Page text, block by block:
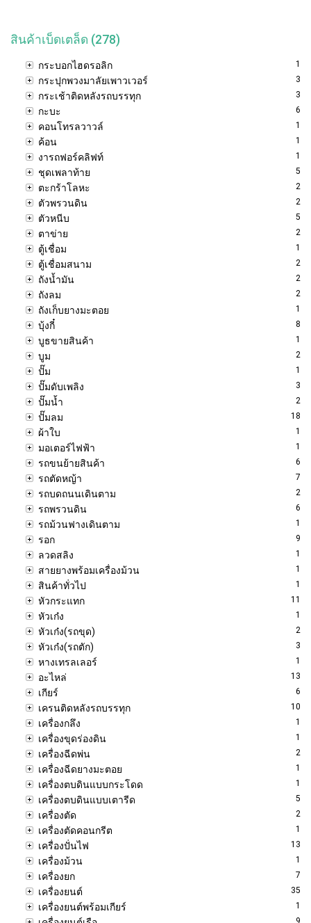
สินค้าเบ็ดเตล็ด (278)
กระบอกไฮดรอลิก 1
กระปุกพวงมาลัยเพาวเวอร์ 3
กระเช้าติดหลังรถบรรทุก 3
กะบะ 6
คอนโทรลวาวล์ 1
ค้อน 1
งารถฟอร์คลิฟท์ 1
ชุดเพลาท้าย 5
ตะกร้าโลหะ 2
ตัวพรวนดิน 2
ตัวหนีบ 5
ตาข่าย 2
ตู้เชื่อม 1
ตู้เชื่อมสนาม 2
ถังน้ำมัน 2
ถังลม 2
ถังเก็บยางมะตอย 1
บุ้งกี๋ 8
บูธขายสินค้า 1
บูม 2
ปั๊ม 1
ปั๊มดับเพลิง 3
ปั๊มน้ำ 2
ปั๊มลม 18
ผ้าใบ 1
มอเตอร์ไฟฟ้า 1
รถขนย้ายสินค้า 6
รถตัดหญ้า 7
รถบดถนนเดินตาม 2
รถพรวนดิน 6
รถม้วนฟางเดินตาม 1
รอก 9
ลวดสลิง 1
สายยางพร้อมเครื่องม้วน 1
สินค้าทั่วไป 1
หัวกระแทก 11
หัวเก๋ง 1
หัวเก๋ง(รถขุด) 2
หัวเก๋ง(รถตัก) 3
หางเทรลเลอร์ 1
อะไหล่ 13
เกียร์ 6
เครนติดหลังรถบรรทุก 10
เครื่องกลึง 1
เครื่องขุดร่องดิน 1
เครื่องฉีดพ่น 2
เครื่องฉีดยางมะตอย 1
เครื่องตบดินแบบกระโดด 1
เครื่องตบดินแบบเตารีด 5
เครื่องตัด 2
เครื่องตัดคอนกรีต 1
เครื่องปั่นไฟ 13
เครื่องม้วน 1
เครื่องยก 7
เครื่องยนต์ 35
เครื่องยนต์พร้อมเกียร์ 1
9